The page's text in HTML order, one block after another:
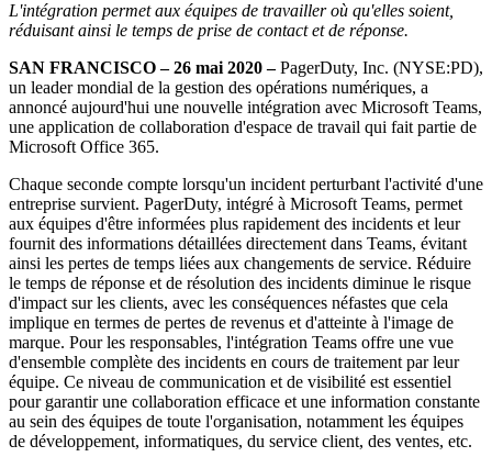
L'intégration permet aux équipes de travailler où qu'elles soient,
réduisant ainsi le temps de prise de contact et de réponse.
SAN FRANCISCO – 26 mai 2020 –PagerDuty, Inc. (NYSE:PD),
un leader mondial de la gestion des opérations numériques, a
annoncé aujourd'hui une nouvelle intégration avec Microsoft Teams,
une application de collaboration d'espace de travail qui fait partie de
Microsoft Office 365.
Chaque seconde compte lorsqu'un incident perturbant l'activité d'une
entreprise survient. PagerDuty, intégré à Microsoft Teams, permet
aux équipes d'être informées plus rapidement des incidents et leur
fournit des informations détaillées directement dans Teams, évitant
ainsi les pertes de temps liées aux changements de service. Réduire
le temps de réponse et de résolution des incidents diminue le risque
d'impact sur les clients, avec les conséquences néfastes que cela
implique en termes de pertes de revenus et d'atteinte à l'image de
marque. Pour les responsables, l'intégration Teams offre une vue
d'ensemble complète des incidents en cours de traitement par leur
équipe. Ce niveau de communication et de visibilité est essentiel
pour garantir une collaboration efficace et une information constante
au sein des équipes de toute l'organisation, notamment les équipes
de développement, informatiques, du service client, des ventes, etc.